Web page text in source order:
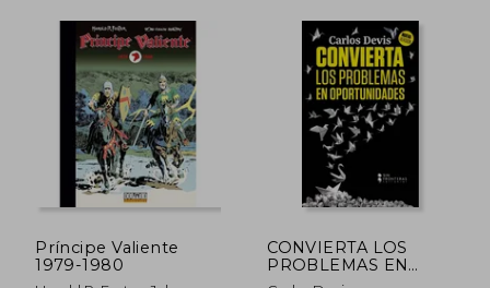
45%
dcto.
$ 45.43
$ 24.99
35%
dcto.
Príncipe Valiente
1979-1980
CONVIERTA LOS
PROBLEMAS EN
OPORTUNIDADES